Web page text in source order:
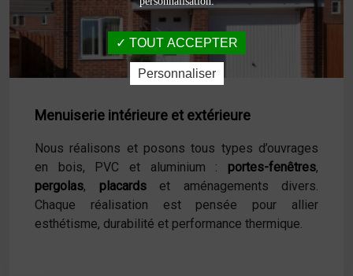
Menuiserie intérieure et extérieure
Nous réalisons et posons tous types d’ouvrages
en bois, PVC et aluminium : portes-fenêtres,
pergolas, placardset aménagements divers.
Chaque réalisation est pensée pour allier
esthétisme, durabilité et performance thermique.
TOUT ACCEPTER
Personnaliser